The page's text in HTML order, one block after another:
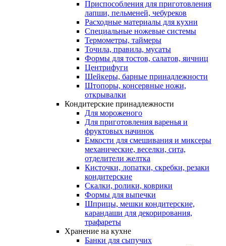
Приспособления для приготовления
лапши, пельменей, чебуреков
Расходные материалы для кухни
Специальные ножевые системы
Термометры, таймеры
Точила, правила, мусаты
Формы для тостов, салатов, яичниц
Центрифуги
Шейкеры, барные принадлежности
Штопоры, консервные ножи,
открывалки
Кондитерские принадлежности
Для мороженого
Для приготовления варенья и
фруктовых начинок
Емкости для смешивания и миксеры
механические, веселки, сита,
отделители желтка
Кисточки, лопатки, скребки, резаки
кондитерские
Скалки, ролики, коврики
Формы для выпечки
Шприцы, мешки кондитерские,
карандаши для декорирования,
трафареты
Хранение на кухне
Банки для сыпучих